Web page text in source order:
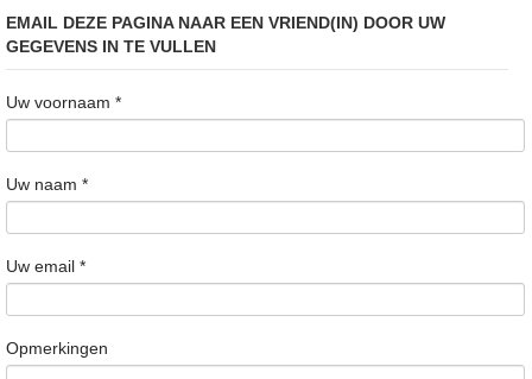
EMAIL DEZE PAGINA NAAR EEN VRIEND(IN) DOOR UW
GEGEVENS IN TE VULLEN
Uw voornaam *
Uw naam *
Uw email *
Opmerkingen